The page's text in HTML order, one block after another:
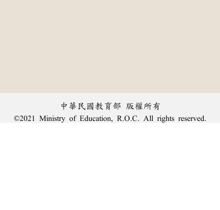
中華民國教育部 版權所有
©2021 Ministry of Education, R.O.C. All rights reserved.